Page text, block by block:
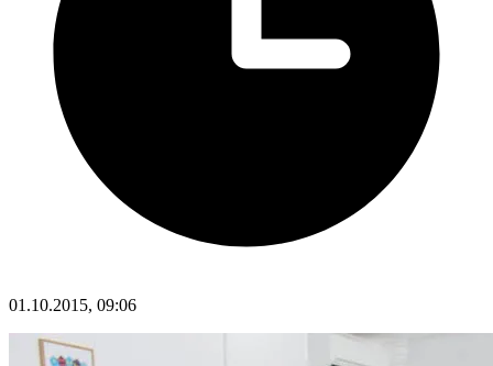
01.10.2015, 09:06